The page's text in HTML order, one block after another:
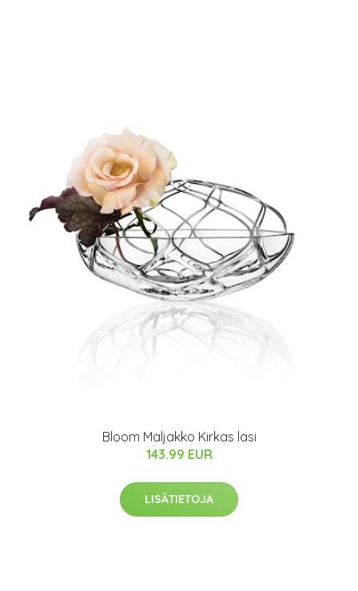
Bloom Maljakko Kirkas lasi
143.99 EUR
LISÄTIETOJA